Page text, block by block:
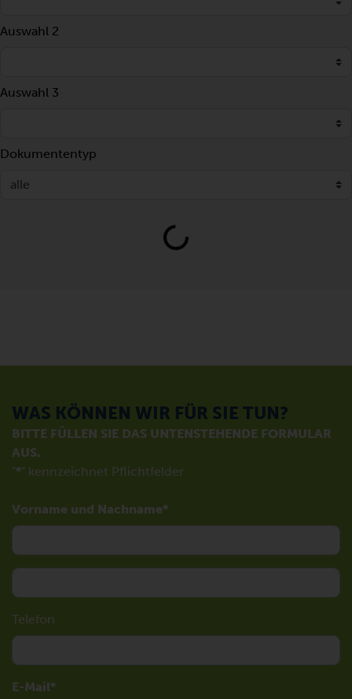
Auswahl 2
Auswahl 3
Dokumententyp
Loading...
WAS KÖNNEN WIR FÜR SIE TUN?
BITTE FÜLLEN SIE DAS UNTENSTEHENDE FORMULAR
AUS.
"*" kennzeichnet Pflichtfelder
Vorname und Nachname
Telefon
E-Mail